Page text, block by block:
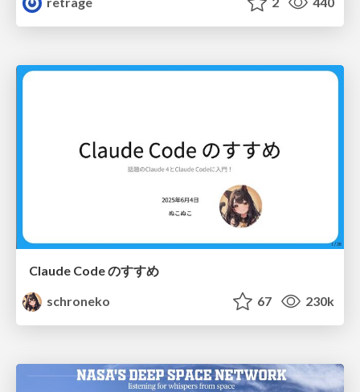
Claude Code のすすめ
schroneko
67 230k